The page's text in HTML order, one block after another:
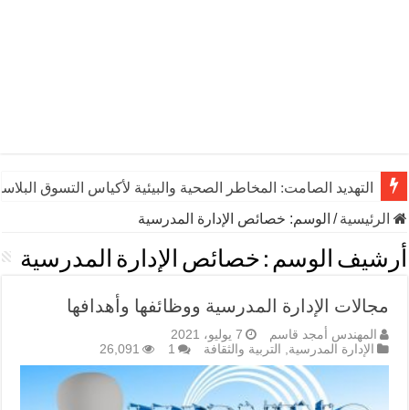
التهديد الصامت: المخاطر الصحية والبيئية لأكياس التسوق
الرئيسية/ الوسم: خصائص الإدارة المدرسية
أرشيف الوسم : خصائص الإدارة المدرسية
مجالات الإدارة المدرسية ووظائفها وأهدافها
المهندس أمجد قاسم
7 يوليو، 2021
الإدارة المدرسية, التربية والثقافة 1
26,091